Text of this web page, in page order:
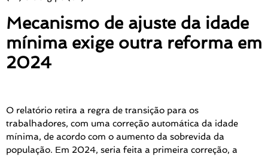
Mecanismo de ajuste da idade
mínima exige outra reforma em
2024
O relatório retira a regra de transição para os
trabalhadores, com uma correção automática da idade
mínima, de acordo com o aumento da sobrevida da
população. Em 2024, seria feita a primeira correção, a